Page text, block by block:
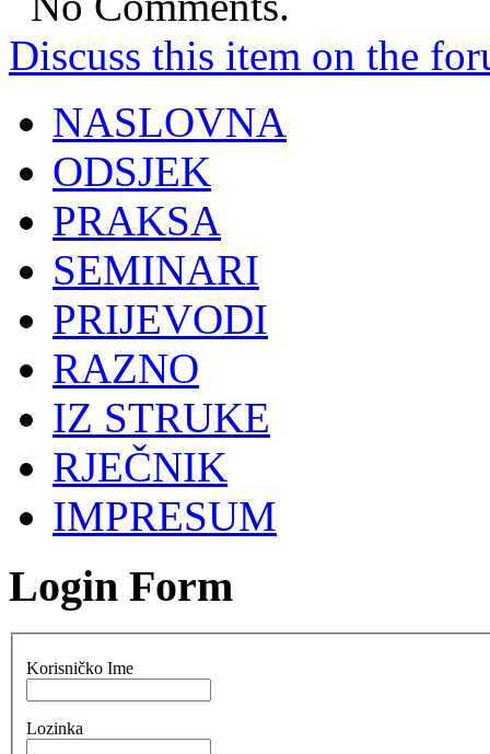
Discuss this item on the
NASLOVNA
ODSJEK
PRAKSA
SEMINARI
PRIJEVODI
RAZNO
IZ STRUKE
RJEČNIK
IMPRESUM
Login Form
Korisničko Ime
Lozinka